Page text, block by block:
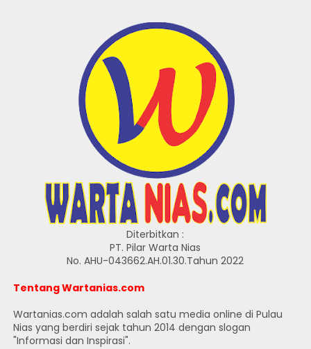
Diterbitkan :
PT. Pilar Warta Nias
No. AHU-043662.AH.01.30.Tahun 2022
Tentang Wartanias.com
Wartanias.com adalah salah satu media online di Pulau
Nias yang berdiri sejak tahun 2014 dengan slogan
"Informasi dan Inspirasi".